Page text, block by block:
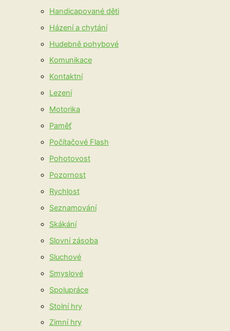
Handicapované děti
Házení a chytání
Hudebně pohybové
Komunikace
Kontaktní
Lezení
Motorika
Paměť
Počítačové Flash
Pohotovost
Pozornost
Rychlost
Seznamování
Skákání
Slovní zásoba
Sluchové
Smyslové
Spolupráce
Stolní hry
Zimní hry